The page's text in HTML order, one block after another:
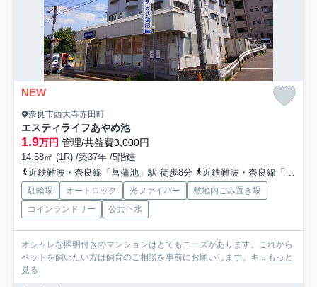
NEW
奈良市西大寺赤田町
エスティライフあやめ池
1.9万円 管理/共益費3,000円
14.58㎡ (1R) /築37年 /5階建
近鉄難波・奈良線「菖蒲池」駅 徒歩8分
近鉄難波・奈良線「大和西大寺」駅 徒歩19分
駐輪場 オートロック 光ファイバー
敷地内ごみ置き場
コインランドリー
公共下水
オシャレな照明付きのマンションはとてもニーズがあります。これから
ペットを飼いたい方は飼育のご相談を事前にお願いします。キ... もっと
見る